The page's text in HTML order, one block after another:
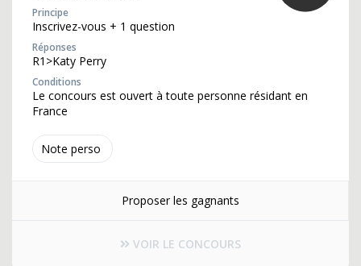
Note perso
Principe
Inscrivez-vous + 1 question
Réponses
R1>Katy Perry
Conditions
Le concours est ouvert à toute personne résidant en
France
Proposer les gagnants
VOIR LE CONCOURS